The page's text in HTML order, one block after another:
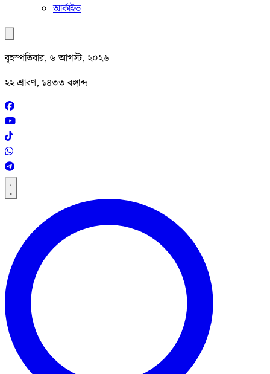
আর্কাইভ
বৃহস্পতিবার, ৬ আগস্ট, ২০২৬
২২ শ্রাবণ, ১৪৩৩ বঙ্গাব্দ